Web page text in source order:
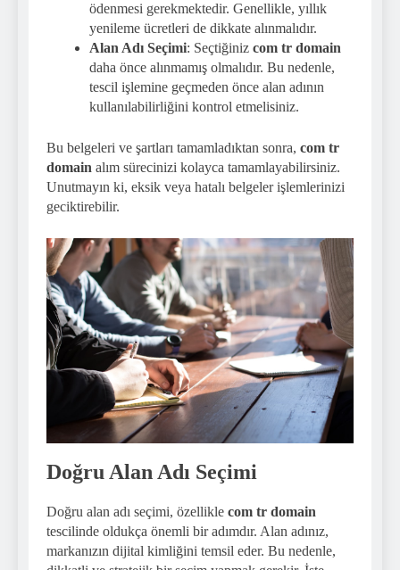
ödenmesi gerekmektedir. Genellikle, yıllık
yenileme ücretleri de dikkate alınmalıdır.
Alan Adı Seçimi: Seçtiğiniz com tr domain
daha önce alınmamış olmalıdır. Bu nedenle,
tescil işlemine geçmeden önce alan adının
kullanılabilirliğini kontrol etmelisiniz.
Bu belgeleri ve şartları tamamladıktan sonra, com tr
domain alım sürecinizi kolayca tamamlayabilirsiniz.
Unutmayın ki, eksik veya hatalı belgeler işlemlerinizi
geciktirebilir.
Doğru Alan Adı Seçimi
Doğru alan adı seçimi, özellikle com tr domain
tescilinde oldukça önemli bir adımdır. Alan adınız,
markanızın dijital kimliğini temsil eder. Bu nedenle,